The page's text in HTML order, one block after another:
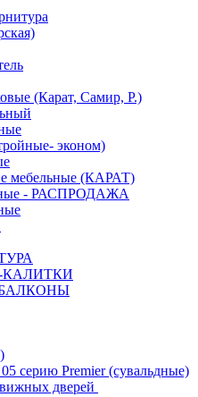
(Карат, Самир, Р.)
эконом)
мебельные (КАРАТ)
- РАСПРОДАЖА
КАЛИТКИ
серию Premier (сувальдные)
дверей